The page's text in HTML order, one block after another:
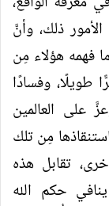
ذلك، وأنَّ
فهمه هؤلاء مِن
طويلًا، وفسادًا
على العالمين
مِن تلك
تقابل هذه
حكم الله